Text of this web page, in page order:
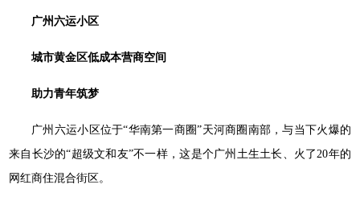
广州六运小区
城市黄金区低成本营商空间
助力青年筑梦
广州六运小区位于“华南第一商圈”天河商圈南部，与当下火爆的
来自长沙的“超级文和友”不一样，这是个广州土生土长、火了20年的
网红商住混合街区。